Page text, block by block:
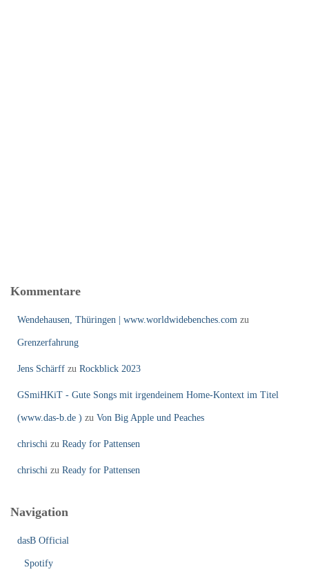
Kommentare
Wendehausen, Thüringen | www.worldwidebenches.com zu
Grenzerfahrung
Jens Schärff zu Rockblick 2023
GSmiHKiT - Gute Songs mit irgendeinem Home-Kontext im Titel
(www.das-b.de ) zu Von Big Apple und Peaches
chrischi zu Ready for Pattensen
chrischi zu Ready for Pattensen
Navigation
dasB Official
Spotify